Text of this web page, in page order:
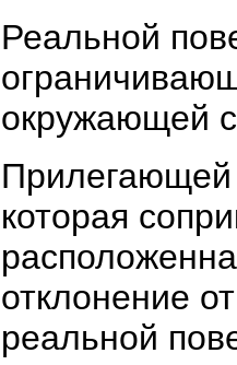
Реальной
окружающей
Прилегающей
которая
отклонение
реальной